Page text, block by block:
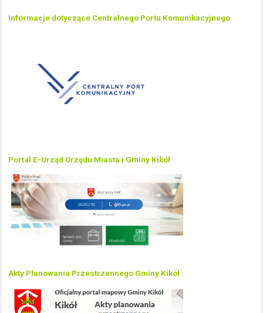
Informacje dotyczące Centralnego Portu Komunikacyjnego
Portal E-Urząd Urzędu Miasta i Gminy Kikół
Akty Planowania Przestrzennego Gminy Kikół